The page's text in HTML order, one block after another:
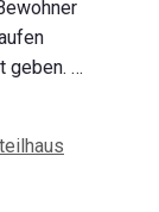
geben. …